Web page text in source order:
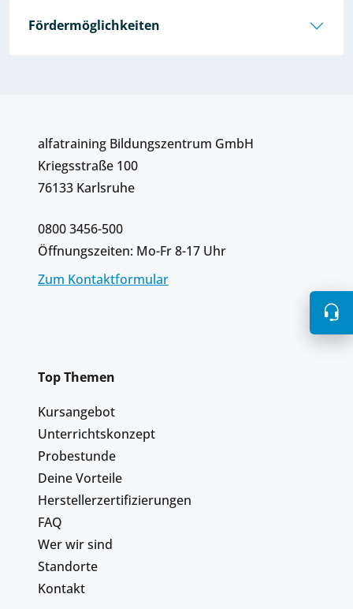
Fördermöglichkeiten
alfatraining Bildungszentrum GmbH
Kriegsstraße 100
76133 Karlsruhe
0800 3456-500
Öffnungszeiten: Mo-Fr 8-17 Uhr
Zum Kontaktformular
Top Themen
Kursangebot
Unterrichtskonzept
Probestunde
Deine Vorteile
Herstellerzertifizierungen
FAQ
Wer wir sind
Standorte
Kontakt